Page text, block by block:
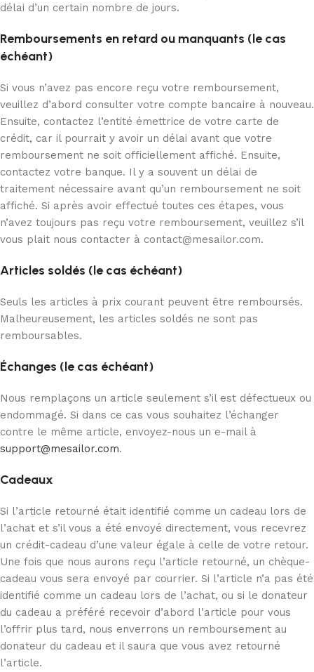
délai d’un certain nombre de jours.
Remboursements en retard ou manquants (le cas
échéant)
Si vous n’avez pas encore reçu votre remboursement,
veuillez d’abord consulter votre compte bancaire à nouveau.
Ensuite, contactez l’entité émettrice de votre carte de
crédit, car il pourrait y avoir un délai avant que votre
remboursement ne soit officiellement affiché. Ensuite,
contactez votre banque. Il y a souvent un délai de
traitement nécessaire avant qu’un remboursement ne soit
affiché. Si après avoir effectué toutes ces étapes, vous
n’avez toujours pas reçu votre remboursement, veuillez s’il
vous plait nous contacter à contact@mesailor.com.
Articles soldés (le cas échéant)
Seuls les articles à prix courant peuvent être remboursés.
Malheureusement, les articles soldés ne sont pas
remboursables.
Échanges (le cas échéant)
Nous remplaçons un article seulement s’il est défectueux ou
endommagé. Si dans ce cas vous souhaitez l’échanger
contre le même article, envoyez-nous un e-mail à
support@mesailor.com.
Cadeaux
Si l’article retourné était identifié comme un cadeau lors de
l’achat et s’il vous a été envoyé directement, vous recevrez
un crédit-cadeau d’une valeur égale à celle de votre retour.
Une fois que nous aurons reçu l’article retourné, un chèque-
cadeau vous sera envoyé par courrier. Si l’article n’a pas été
identifié comme un cadeau lors de l’achat, ou si le donateur
du cadeau a préféré recevoir d’abord l’article pour vous
l’offrir plus tard, nous enverrons un remboursement au
donateur du cadeau et il saura que vous avez retourné
l’article.